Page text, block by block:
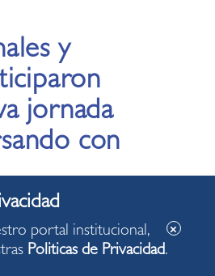
y
jornada
con
portal institucional,
Politicas de Privacidad.